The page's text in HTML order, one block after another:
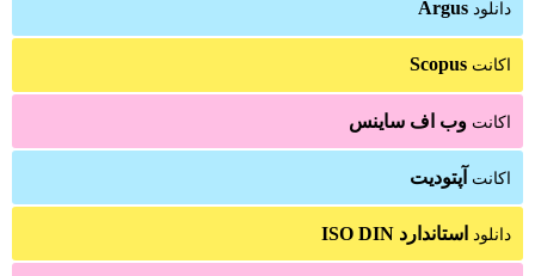
دانلود Argus
اکانت Scopus
اکانت وب اف ساینس
اکانت آپتودیت
دانلود استاندارد ISO DIN